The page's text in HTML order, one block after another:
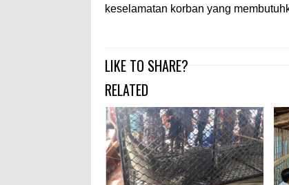
keselamatan korban yang
LIKE TO SHARE?
RELATED